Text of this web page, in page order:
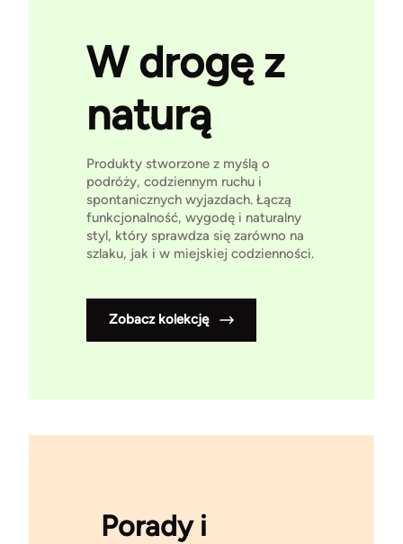
W drogę z
naturą
Produkty stworzone z myślą o
podróży, codziennym ruchu i
spontanicznych wyjazdach. Łączą
funkcjonalność, wygodę i naturalny
styl, który sprawdza się zarówno na
szlaku, jak i w miejskiej codzienności.
Zobacz kolekcję
Porady i